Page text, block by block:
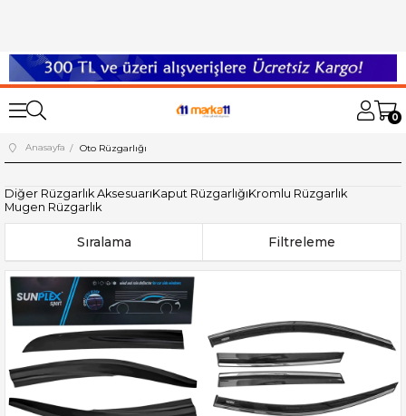
0
Anasayfa Oto Rüzgarlığı
Diğer Rüzgarlık AksesuarıKaput RüzgarlığıKromlu Rüzgarlık
Mugen Rüzgarlık
Filtreleme
Sıralama